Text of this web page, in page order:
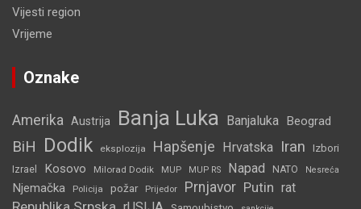
Vijesti region
Vrijeme
Oznake
Amerika Austrija Banja Luka Banjaluka Beograd
BiH Dodik eksplozija Hapšenje Hrvatska Iran Izbori
Izrael Kosovo Milorad Dodik MUP MUP RS Napad NATO Nesreća
Njemačka Policija požar Prijedor Prnjavor Putin rat